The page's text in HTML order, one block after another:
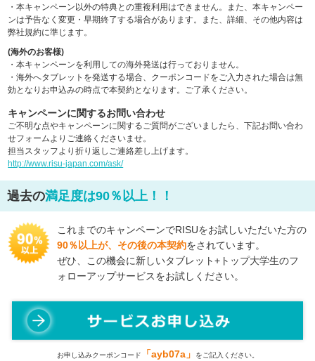
・本キャンペーン以外の特典との重複利用はできません。また、本キャンペー
ンは予告なく変更・早期終了する場合があります。また、詳細、その他内容は
弊社規約に準じます。
(海外のお客様)
・本キャンペーンを利用しての海外発送は行っておりません。
・海外へタブレットを発送する場合、クーポンコードをご入力された場合は無
効となりお申込みの時点で本契約となります。ご了承ください。
キャンペーンに関するお問い合わせ
ご不明な点やキャンペーンに関するご質問がございましたら、下記お問い合わ
せフォームよりご連絡くださいませ。
担当スタッフより折り返しご連絡差し上げます。
http://www.risu-japan.com/ask/
過去の満足度は90％以上！！
これまでのキャンペーンでRISUをお試しいただいた方の
90％以上が、その後の本契約をされています。
ぜひ、この機会に新しいタブレット+トップ大学生のフ
ォローアップサービスをお試しください。
お申し込みクーポンコード 「ayb07a」 をご記入ください。